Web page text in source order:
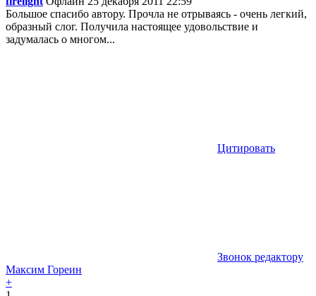
Большое спасибо автору. Прочла не отрываясь - очень легкий,
образный слог. Получила настоящее удовольствие и
задумалась о многом...
Цитировать
Звонок редактору
Максим Гореин
+